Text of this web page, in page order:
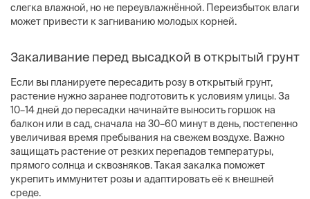
слегка влажной, но не переувлажнённой. Переизбыток влаги
может привести к загниванию молодых корней.
Закаливание перед высадкой в открытый грунт
Если вы планируете пересадить розу в открытый грунт,
растение нужно заранее подготовить к условиям улицы. За
10–14 дней до пересадки начинайте выносить горшок на
балкон или в сад, сначала на 30–60 минут в день, постепенно
увеличивая время пребывания на свежем воздухе. Важно
защищать растение от резких перепадов температуры,
прямого солнца и сквозняков. Такая закалка поможет
укрепить иммунитет розы и адаптировать её к внешней
среде.